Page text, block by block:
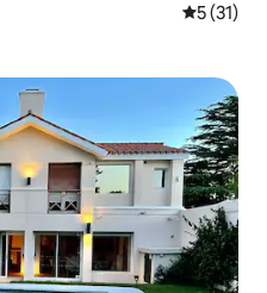
평점 5점
5 (31)